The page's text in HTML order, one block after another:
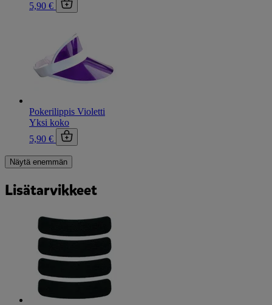
5,90 €
Pokerilippis Violetti
Yksi koko
5,90 €
Näytä enemmän
Lisätarvikkeet